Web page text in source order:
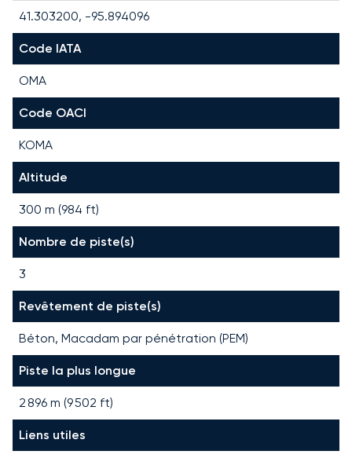
41.303200, -95.894096
Code IATA
OMA
Code OACI
KOMA
Altitude
300 m (984 ft)
Nombre de piste(s)
3
Revêtement de piste(s)
Béton, Macadam par pénétration (PEM)
Piste la plus longue
2 896 m (9 502 ft)
Liens utiles